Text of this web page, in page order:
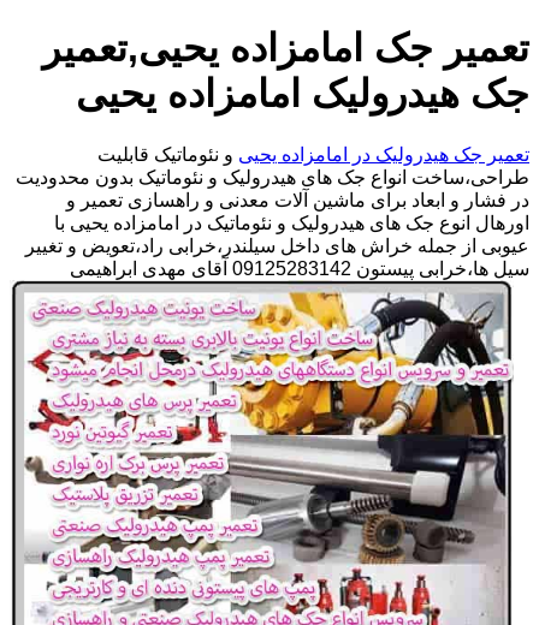
تعمیر جک امامزاده یحیی,تعمیر
جک هیدرولیک امامزاده یحیی
تعمیر جک هیدرولیک در امامزاده یحیی و نئوماتیک قابلیت
طراحی،ساخت انواع جک های هیدرولیک و نئوماتیک بدون محدودیت
در فشار و ابعاد برای ماشین آلات معدنی و راهسازی تعمیر و
اورهال انوع جک های هیدرولیک و نئوماتیک در امامزاده یحیی با
عیوبی از جمله خراش های داخل سیلندر،خرابی راد،تعویض و تغییر
سیل ها،خرابی پیستون 09125283142 آقای مهدی ابراهیمی